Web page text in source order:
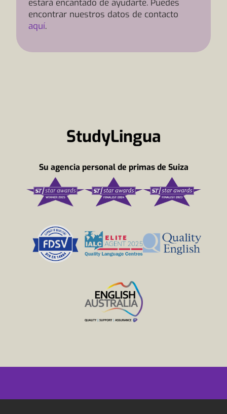
estará encantado de ayudarte. Puedes
encontrar nuestros datos de contacto
aquí.
StudyLingua
Su agencia personal de primas de Suiza